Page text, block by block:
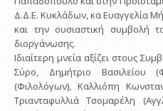
Δ.Δ.Ε. Κυκλάδων, κα Ευαγγελία
και την ουσιαστική συμβολή
διοργάνωσης.
Ιδιαίτερη μνεία αξίζει στους
Σύρο, Δημήτριο Βασιλείου
(Φιλολόγων), Καλλιόπη
Τριανταφυλλιά Τσομαρέλη